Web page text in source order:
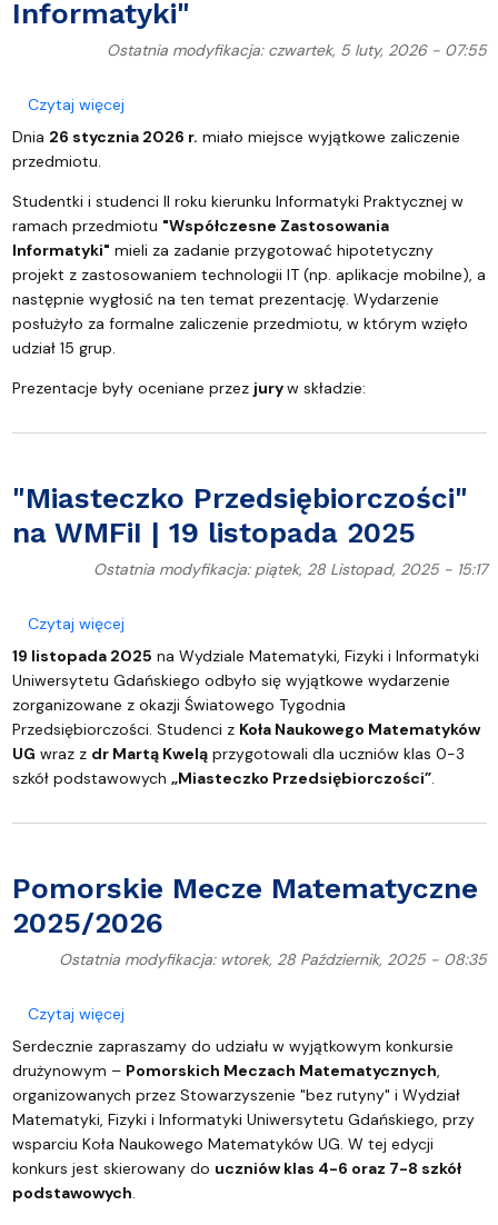
Informatyki"
Ostatnia modyfikacja: czwartek, 5 luty, 2026 - 07:55
Czytaj więcejo Wyjątkowe zaliczenie przedmiotu
Dnia 26 stycznia 2026 r. miało miejsce wyjątkowe zaliczenie
przedmiotu.
Studentki i studenci II roku kierunku Informatyki Praktycznej w
ramach przedmiotu "Współczesne Zastosowania
Informatyki" mieli za zadanie przygotować hipotetyczny
projekt z zastosowaniem technologii IT (np. aplikacje mobilne), a
następnie wygłosić na ten temat prezentację. Wydarzenie
posłużyło za formalne zaliczenie przedmiotu, w którym wzięło
udział 15 grup.
Prezentacje były oceniane przez juryw składzie:
"Miasteczko Przedsiębiorczości"
na WMFiI | 19 listopada 2025
Ostatnia modyfikacja: piątek, 28 Listopad, 2025 - 15:17
Czytaj więcejo "Miasteczko Przedsiębiorczości" na WMFiI | 19
19 listopada 2025 na Wydziale Matematyki, Fizyki i Informatyki
Uniwersytetu Gdańskiego odbyło się wyjątkowe wydarzenie
zorganizowane z okazji Światowego Tygodnia
Przedsiębiorczości. Studenci z Koła Naukowego Matematyków
UG wraz z dr Martą Kweląprzygotowali dla uczniów klas 0-3
szkół podstawowych „Miasteczko Przedsiębiorczości”.
Pomorskie Mecze Matematyczne
2025/2026
Ostatnia modyfikacja: wtorek, 28 Październik, 2025 - 08:35
Czytaj więcejo Pomorskie Mecze Matematyczne 2025/2026
Serdecznie zapraszamy do udziału w wyjątkowym konkursie
drużynowym – Pomorskich Meczach Matematycznych,
organizowanych przez Stowarzyszenie "bez rutyny" i Wydział
Matematyki, Fizyki i Informatyki Uniwersytetu Gdańskiego, przy
wsparciu Koła Naukowego Matematyków UG. W tej edycji
konkurs jest skierowany do uczniów klas 4-6 oraz 7-8 szkół
podstawowych.